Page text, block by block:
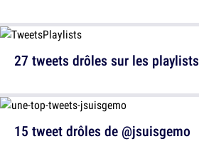
15 tweet drôles de @jsuisgemo
27 tweets drôles sur les playlists